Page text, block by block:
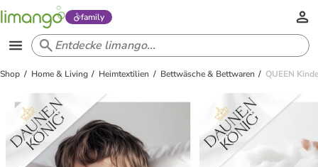
family
Shop Home & Living Heimtextilien Bettwäsche & Bettwaren QUEEN